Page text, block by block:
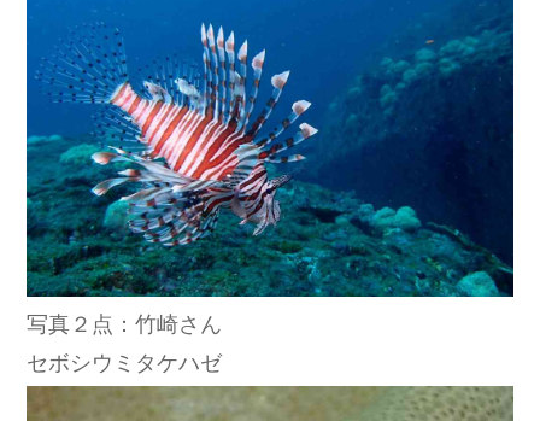
写真２点：竹崎さん
セボシウミタケハゼ